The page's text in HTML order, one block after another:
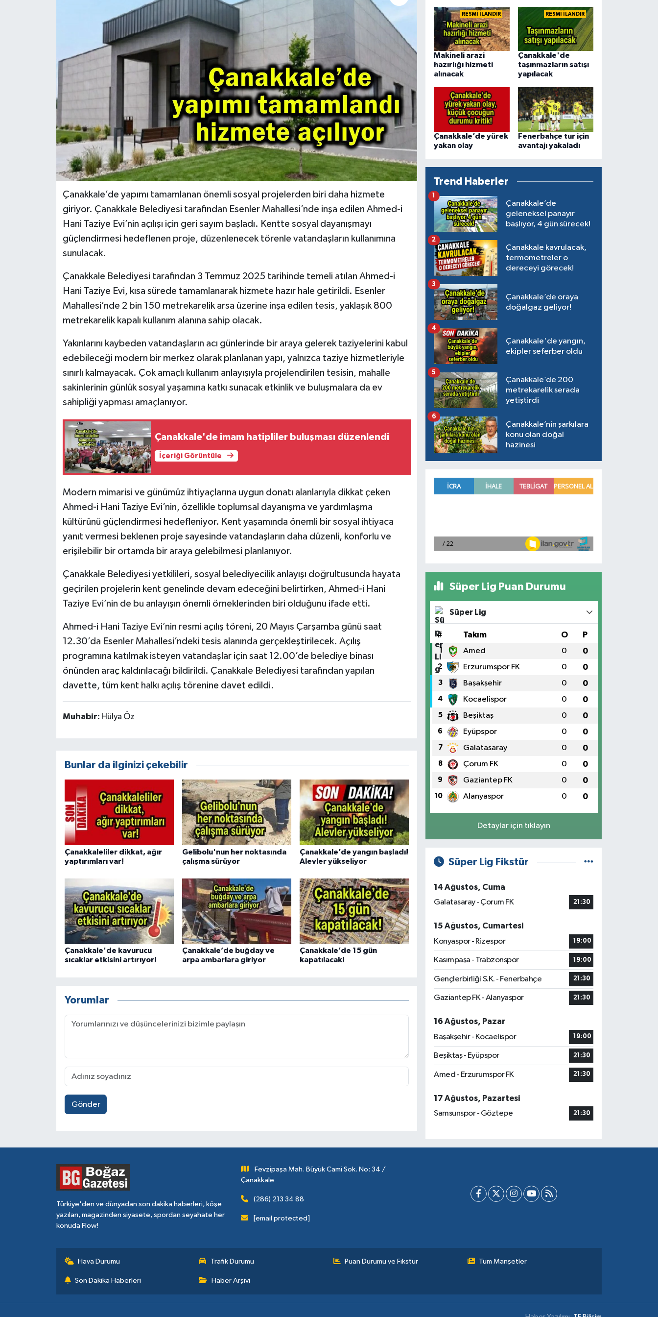
Çanakkale’de yapımı tamamlanan önemli sosyal projelerden biri daha hizmete
giriyor. Çanakkale Belediyesi tarafından Esenler Mahallesi’nde inşa edilen Ahmed-i
Hani Taziye Evi’nin açılışı için geri sayım başladı. Kentte sosyal dayanışmayı
güçlendirmesi hedeflenen proje, düzenlenecek törenle vatandaşların kullanımına
sunulacak.
Çanakkale Belediyesi tarafından 3 Temmuz 2025 tarihinde temeli atılan Ahmed-i
Hani Taziye Evi, kısa sürede tamamlanarak hizmete hazır hale getirildi. Esenler
Mahallesi’nde 2 bin 150 metrekarelik arsa üzerine inşa edilen tesis, yaklaşık 800
metrekarelik kapalı kullanım alanına sahip olacak.
Yakınlarını kaybeden vatandaşların acı günlerinde bir araya gelerek taziyelerini kabul
edebileceği modern bir merkez olarak planlanan yapı, yalnızca taziye hizmetleriyle
sınırlı kalmayacak. Çok amaçlı kullanım anlayışıyla projelendirilen tesisin, mahalle
sakinlerinin günlük sosyal yaşamına katkı sunacak etkinlik ve buluşmalara da ev
sahipliği yapması amaçlanıyor.
Çanakkale'de imam hatipliler buluşması düzenlendi
İçeriği Görüntüle
Modern mimarisi ve günümüz ihtiyaçlarına uygun donatı alanlarıyla dikkat çeken
Ahmed-i Hani Taziye Evi’nin, özellikle toplumsal dayanışma ve yardımlaşma
kültürünü güçlendirmesi hedefleniyor. Kent yaşamında önemli bir sosyal ihtiyaca
yanıt vermesi beklenen proje sayesinde vatandaşların daha düzenli, konforlu ve
erişilebilir bir ortamda bir araya gelebilmesi planlanıyor.
Çanakkale Belediyesi yetkilileri, sosyal belediyecilik anlayışı doğrultusunda hayata
geçirilen projelerin kent genelinde devam edeceğini belirtirken, Ahmed-i Hani
Taziye Evi’nin de bu anlayışın önemli örneklerinden biri olduğunu ifade etti.
Ahmed-i Hani Taziye Evi’nin resmi açılış töreni, 20 Mayıs Çarşamba günü saat
12.30’da Esenler Mahallesi’ndeki tesis alanında gerçekleştirilecek. Açılış
programına katılmak isteyen vatandaşlar için saat 12.00’de belediye binası
önünden araç kaldırılacağı bildirildi. Çanakkale Belediyesi tarafından yapılan
davette, tüm kent halkı açılış törenine davet edildi.
Muhabir: Hülya Öz
Bunlar da ilginizi çekebilir
Çanakkaleliler dikkat, ağır
yaptırımları var!
Gelibolu'nun her noktasında
çalışma sürüyor
Çanakkale’de yangın başladı!
Alevler yükseliyor
Çanakkale'de kavurucu
sıcaklar etkisini artırıyor!
Çanakkale’de buğday ve
arpa ambarlara giriyor
Çanakkale’de 15 gün
kapatılacak!
Yorumlar
Gönder
RESMİ İLANDIR
Makineli arazi
hazırlığı hizmeti
alınacak
RESMİ İLANDIR
Çanakkale'de
taşınmazların satışı
yapılacak
Çanakkale’de yürek
yakan olay
Fenerbahçe tur için
avantajı yakaladı
Trend Haberler
Çanakkale’de
geleneksel panayır
başlıyor, 4 gün sürecek!
1
Çanakkale kavrulacak,
termometreler o
dereceyi görecek!
2
Çanakkale’de oraya
doğalgaz geliyor!
3
Çanakkale'de yangın,
ekipler seferber oldu
4
Çanakkale’de 200
metrekarelik serada
yetiştirdi
5
Çanakkale’nin şarkılara
konu olan doğal
hazinesi
6
Süper Lig Puan Durumu
Süper Lig
# Takım O P
1 Amed 0 0
2 Erzurumspor FK 0 0
3 Başakşehir 0 0
4 Kocaelispor 0 0
5 Beşiktaş 0 0
6 Eyüpspor 0 0
7 Galatasaray 0 0
8 Çorum FK 0 0
9 Gaziantep FK 0 0
10 Alanyaspor 0 0
Detaylar için tıklayın
Süper Lig Fikstür
14 Ağustos, Cuma
Galatasaray - Çorum FK
21:30
15 Ağustos, Cumartesi
Konyaspor - Rizespor
19:00
Kasımpaşa - Trabzonspor 19:00
Gençlerbirliği S.K. - Fenerbahçe 21:30
Gaziantep FK - Alanyaspor 21:30
16 Ağustos, Pazar
Başakşehir - Kocaelispor
19:00
Beşiktaş - Eyüpspor 21:30
Amed - Erzurumspor FK 21:30
17 Ağustos, Pazartesi
Samsunspor - Göztepe
21:30
Türkiye'den ve dünyadan son dakika haberleri, köşe
yazıları, magazinden siyasete, spordan seyahate her
konuda Flow!
Fevzipaşa Mah. Büyük Cami Sok. No: 34 /
Çanakkale
(286) 213 34 88
[email protected]
Hava Durumu Trafik Durumu Puan Durumu ve Fikstür Tüm Manşetler
Son Dakika Haberleri Haber Arşivi